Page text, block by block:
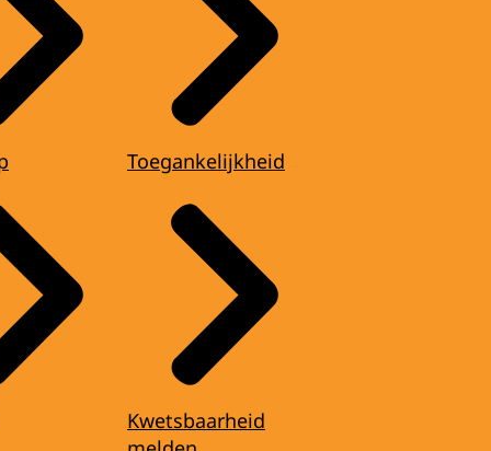
Toegankelijkheid
Kwetsbaarheid